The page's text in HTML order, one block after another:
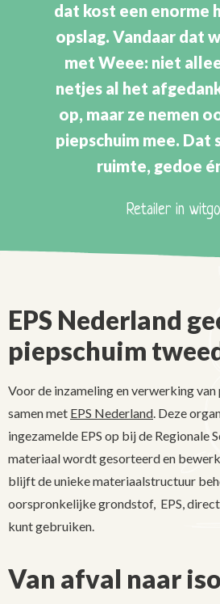
dat kost een enorme
opslag. Vandaar dat
met Weee: niet
netjes al het
op, maar ze nemen
piepschuim mee. Dat
ruimte, gedoe
Retailer in
EPS Nederland
piepschuim
Voor de inzameling en verwerking
samen met EPS Nederland. Deze
ingezamelde EPS op bij de Regionale
materiaal wordt gesorteerd en
blijft de unieke materiaalstructuur
oorspronkelijke grondstof, EPS,
kunt gebruiken.
Van afval naar